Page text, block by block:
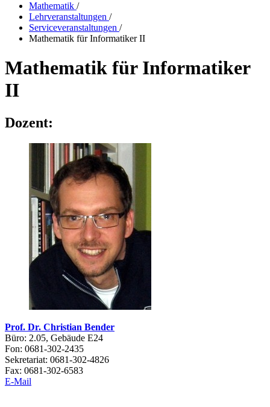
Mathematik /
Lehrveranstaltungen /
Serviceveranstaltungen /
Mathematik für Informatiker II
Mathematik für Informatiker
II
Dozent:
Prof. Dr. Christian Bender
Büro: 2.05, Gebäude E24
Fon: 0681-302-2435
Sekretariat: 0681-302-4826
Fax: 0681-302-6583
E-Mail